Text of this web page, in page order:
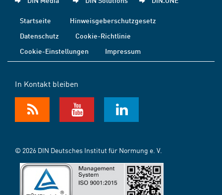
Startseite
Hinweisgeberschutzgesetz
Datenschutz
Cookie-Richtlinie
Cookie-Einstellungen
Impressum
In Kontakt bleiben
© 2026 DIN Deutsches Institut für Normung e. V.